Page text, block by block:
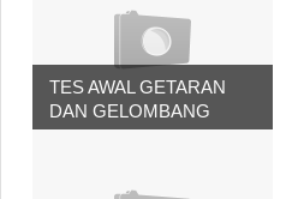
TES AWAL GETARAN
DAN GELOMBANG